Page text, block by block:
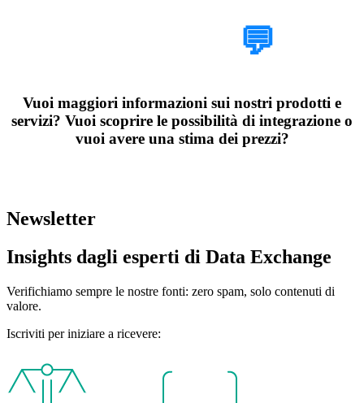
💬
Vuoi maggiori informazioni sui nostri prodotti e
servizi? Vuoi scoprire le possibilità di integrazione o
vuoi avere una stima dei prezzi?
Newsletter
Insights dagli esperti di Data Exchange
Verifichiamo sempre le nostre fonti: zero spam, solo contenuti di
valore.
Iscriviti per iniziare a ricevere: